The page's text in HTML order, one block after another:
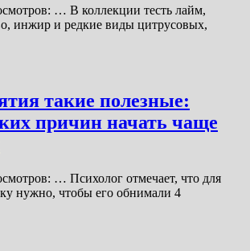
… В коллекции тесть лайм,
инжир и редкие виды цитрусовых,
такие полезные:
причин начать чаще
… Психолог отмечает, что для
нужно, чтобы его обнимали 4